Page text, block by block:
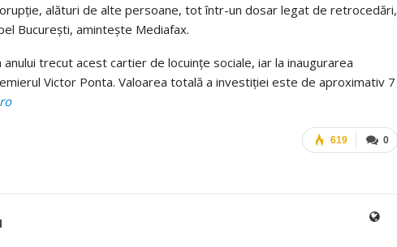
alături de alte persoane, tot într-un dosar legat de retrocedări,
Bucureşti, aminteşte Mediafax.
trecut acest cartier de locuinţe sociale, iar la inaugurarea
Victor Ponta. Valoarea totală a investiţiei este de aproximativ 7
0
619